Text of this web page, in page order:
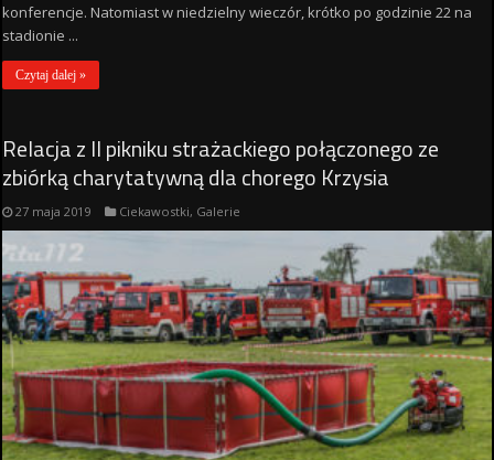
konferencje. Natomiast w niedzielny wieczór, krótko po godzinie 22 na
stadionie ...
Czytaj dalej »
Relacja z II pikniku strażackiego połączonego ze
zbiórką charytatywną dla chorego Krzysia
27 maja 2019 Ciekawostki, Galerie